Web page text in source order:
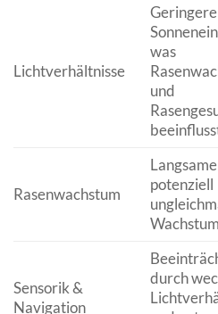
Lichtverhältnisse
Geringere
was
und
Rasenwachstum
potenziell
Sensorik &
Navigation
durch